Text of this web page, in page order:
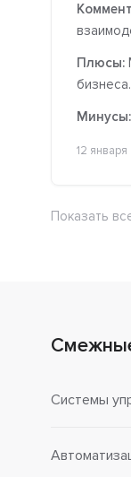
Плюсы:
Минусы:
12
Показать
Системы